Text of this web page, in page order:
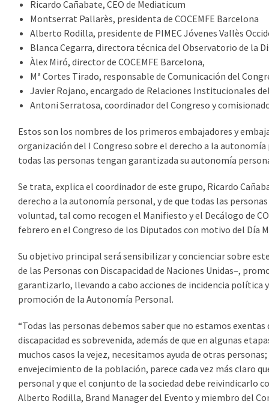
Ricardo Cañabate, CEO de Mediaticum
Montserrat Pallarès, presidenta de COCEMFE Barcelona
Alberto Rodilla, presidente de PIMEC Jóvenes Vallès
Blanca Cegarra, directora técnica del Observatorio de la
Àlex Miró, director de COCEMFE Barcelona,
Mª Cortes Tirado, responsable de Comunicación del
Javier Rojano, encargado de Relaciones Institucionales
Antoni Serratosa, coordinador del Congreso y
Estos son los nombres de los primeros embajadores y
organización del I Congreso sobre el derecho a la autonomía
todas las personas tengan garantizada su autonomía
Se trata, explica el coordinador de este grupo, Ricardo
derecho a la autonomía personal, y de que todas las
voluntad, tal como recogen el Manifiesto y el Decálogo de
febrero en el Congreso de los Diputados con motivo del Día
Su objetivo principal será sensibilizar y concienciar sobre
de las Personas con Discapacidad de Naciones Unidas–,
garantizarlo, llevando a cabo acciones de incidencia política
promoción de la Autonomía Personal.
“Todas las personas debemos saber que no estamos
discapacidad es sobrevenida, además de que en algunas
muchos casos la vejez, necesitamos ayuda de otras
envejecimiento de la población, parece cada vez más claro
personal y que el conjunto de la sociedad debe reivindicarlo
Alberto Rodilla, Brand Manager del Evento y miembro del